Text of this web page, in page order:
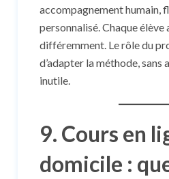
accompagnement humain,
personnalisé. Chaque élève
différemment. Le rôle du
d’adapter la méthode, sans
inutile.
9. Cours en
domicile :